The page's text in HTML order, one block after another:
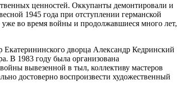
ценностей. Оккупанты демонтировали и
1945 года при отступлении германской
во время войны и продолжавшиеся много лет,
дворца Александр Кедринский
В 1983 году была организована
вывезенной в тыл, коллективу мастеров
достоверно воспроизвести художественный